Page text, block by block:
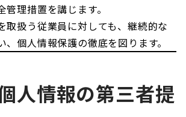
管理措置を講じます。
取扱う従業員に対しても、継続的な
個人情報保護の徹底を図ります。
人情報の第三者提